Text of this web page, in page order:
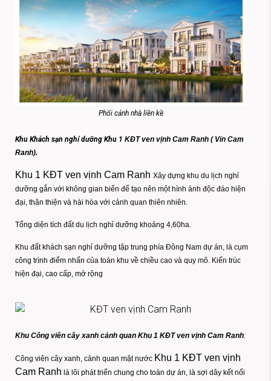
Phối cảnh nhà liền kề
Khu Khách sạn nghỉ dưỡng Khu 1 KĐT ven vịnh Cam Ranh ( Vin Cam
Ranh).
Khu 1 KĐT ven vịnh Cam Ranh Xây dựng khu du lịch nghỉ
dưỡng gắn với không gian biển để tạo nên một hình ảnh độc đáo hiện
đại, thân thiện và hài hòa với cảnh quan thiên nhiên.
Tổng diện tích đất du lịch nghỉ dưỡng khoảng 4,60ha.
Khu đất khách sạn nghỉ dưỡng tập trung phía Đông Nam dự án, là cụm
công trình điểm nhấn của toàn khu về chiều cao và quy mô. Kiến trúc
hiện đại, cao cấp, mở rộng
Khu Công viên cây xanh cảnh quan Khu 1 KĐT ven vịnh Cam Ranh:
Công viên cây xanh, cảnh quan mặt nước Khu 1 KĐT ven vịnh
Cam Ranh là lõi phát triển chung cho toàn dự án, là sợi dây kết nối